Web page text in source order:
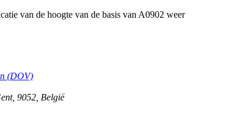
van de hoogte van de basis van A0902 weer
(DOV)
, 9052 België